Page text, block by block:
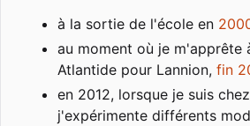
à la sortie de l'école en
au moment où je m'apprête
Atlantide pour Lannion, fin
en 2012, lorsque je suis
j'expérimente différents